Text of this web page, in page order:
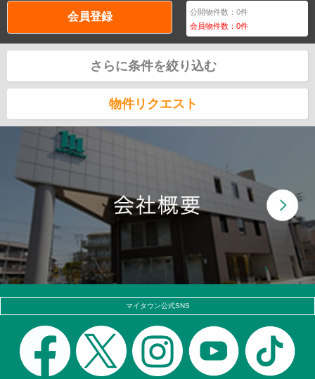
会員登録 公開物件数：0件
会員物件数：0件
さらに条件を絞り込む
物件リクエスト
マイタウン公式SNS